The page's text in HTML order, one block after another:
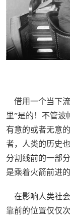
借用一个当下
里”是的！不管波
有意的或者无意
者，人类的历史
分割线前的一部
是乘着火箭前进的
在影响人类社会
靠前的位置仅仅